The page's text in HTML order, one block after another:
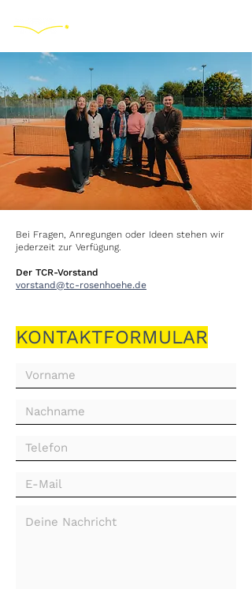
Bei Fragen, Anregungen oder Ideen stehen wir
jederzeit zur Verfügung.
Der TCR-Vorstand
vorstand@tc-rosenhoehe.de
KONTAKTFORMULAR